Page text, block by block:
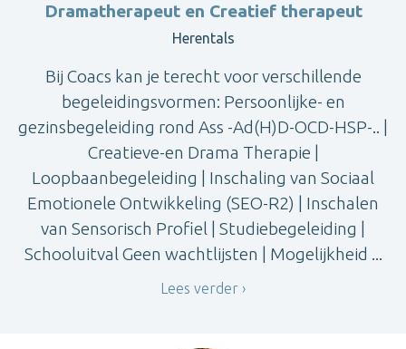
Dramatherapeut en Creatief therapeut
Herentals
Bij Coacs kan je terecht voor verschillende
begeleidingsvormen: Persoonlijke- en
gezinsbegeleiding rond Ass -Ad(H)D-OCD-HSP-.. |
Creatieve-en Drama Therapie |
Loopbaanbegeleiding | Inschaling van Sociaal
Emotionele Ontwikkeling (SEO-R2) | Inschalen
van Sensorisch Profiel | Studiebegeleiding |
Schooluitval Geen wachtlijsten | Mogelijkheid ...
Lees verder